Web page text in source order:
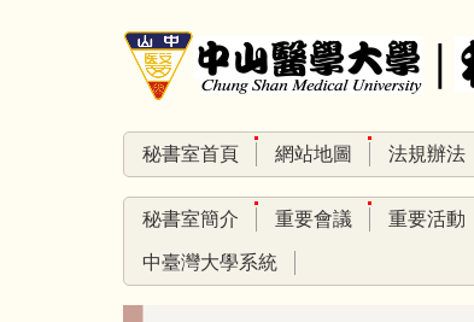
秘書室首頁 網站地圖 法規辦法
秘書室簡介 重要會議 重要活動
中臺灣大學系統